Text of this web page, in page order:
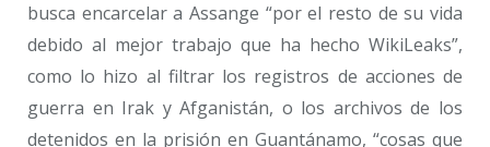
busca encarcelar a Assange “por el resto de su vida
debido al mejor trabajo que ha hecho WikiLeaks”,
como lo hizo al filtrar los registros de acciones de
guerra en Irak y Afganistán, o los archivos de los
detenidos en la prisión en Guantánamo, “cosas que